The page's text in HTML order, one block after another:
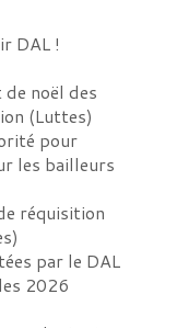
DAL !
noël des
(Luttes)
pour
les bailleurs
réquisition
)
par le DAL
2026